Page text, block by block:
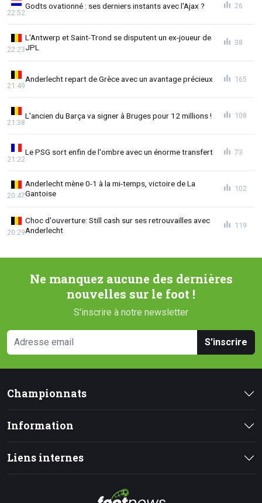
Godts ovationné : ses derniers instants avec l'Ajax ?
22:52
26
L'Antwerp et Saint-Trond se disputent un ex-joueur de
JPL
22:23
38
Anderlecht repart de Grèce avec un avantage précieux
21:49
165
L'ancien du Barça va signer à Bruges pour 12 millions !
21:38
108
Le PSG sort enfin de l'ombre avec un énorme transfert
21:22
73
Anderlecht mène 0-1 à la mi-temps, victoire de La
Gantoise
20:47
102
Choc d'ouverture: Still cash sur ses retrouvailles avec
Anderlecht
20:29
119
Ne manquez aucune des dernières
nouvelles sur le foot !
S'inscrire à notre newsletter
S'inscrire
Championnats
Information
Liens internes